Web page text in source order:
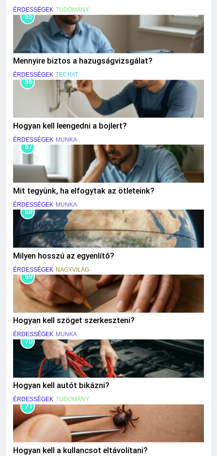
ÉRDESSÉGEK TUDOMÁNY
65
Mennyire biztos a hazugságvizsgálat?
ÉRDESSÉGEK TECH/IT
66
Hogyan kell leengedni a bojlert?
ÉRDESSÉGEK MUNKA
67
Mit tegyünk, ha elfogytak az ötleteink?
ÉRDESSÉGEK MUNKA
68
Milyen hosszú az egyenlítő?
ÉRDESSÉGEK NAGYVILÁG
69
Hogyan kell szöget szerkeszteni?
ÉRDESSÉGEK MUNKA
70
Hogyan kell autót bikázni?
ÉRDESSÉGEK TUDOMÁNY
71
Hogyan kell a kullancsot eltávolítani?